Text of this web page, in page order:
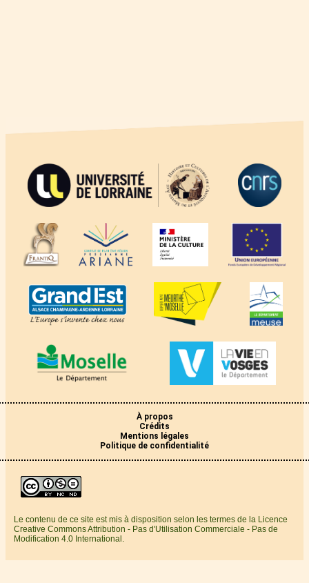
À propos
Crédits
Mentions légales
Politique de confidentialité
Le contenu de ce site est mis à disposition selon les termes de la Licence
Creative Commons Attribution - Pas d'Utilisation Commerciale - Pas de
Modification 4.0 International.